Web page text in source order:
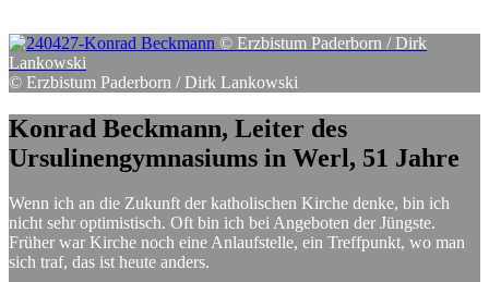
© Erzbistum Paderborn / Dirk
Lankowski
© Erzbistum Paderborn / Dirk Lankowski
Konrad Beckmann, Leiter des
Ursulinengymnasiums in Werl, 51 Jahre
Wenn ich an die Zukunft der katholischen Kirche denke, bin ich
nicht sehr optimistisch. Oft bin ich bei Angeboten der Jüngste.
Früher war Kirche noch eine Anlaufstelle, ein Treffpunkt, wo man
sich traf, das ist heute anders.